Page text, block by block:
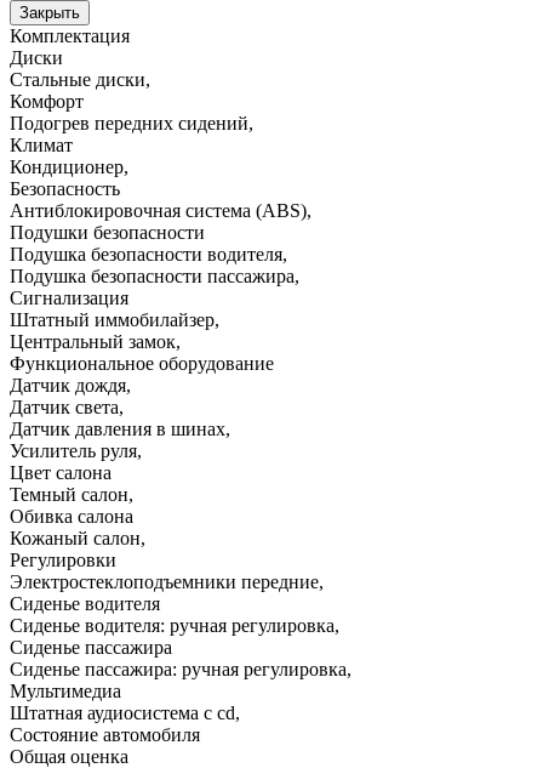
Закрыть
Комплектация
Диски
Cтальные диски,
Комфорт
Подогрев передних сидений,
Климат
Кондиционер,
Безопасность
Антиблокировочная система (ABS),
Подушки безопасности
Подушка безопасности водителя,
Подушка безопасности пассажира,
Сигнализация
Штатный иммобилайзер,
Центральный замок,
Функциональное оборудование
Датчик дождя,
Датчик света,
Датчик давления в шинах,
Усилитель руля,
Цвет салона
Темный салон,
Обивка салона
Кожаный салон,
Регулировки
Электростеклоподъемники передние,
Сиденье водителя
Сиденье водителя: ручная регулировка,
Сиденье пассажира
Сиденье пассажира: ручная регулировка,
Мультимедиа
Штатная аудиосистема с cd,
Состояние автомобиля
Общая оценка